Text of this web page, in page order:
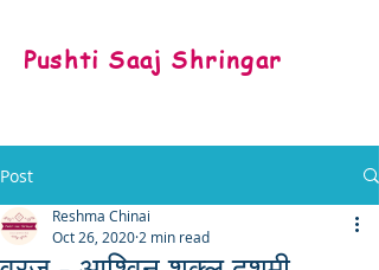
Pushti Saaj Shringar
Post
Reshma Chinai
Oct 26, 2020 2 min read